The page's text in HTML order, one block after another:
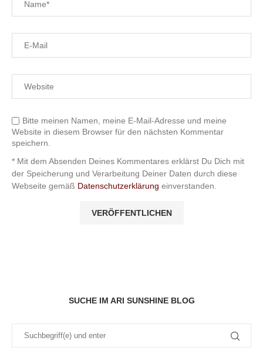
Bitte meinen Namen, meine E-Mail-Adresse und meine
Website in diesem Browser für den nächsten Kommentar
speichern.
* Mit dem Absenden Deines Kommentares erklärst Du Dich mit
der Speicherung und Verarbeitung Deiner Daten durch diese
Webseite gemäß Datenschutzerklärung einverstanden.
SUCHE IM ARI SUNSHINE BLOG